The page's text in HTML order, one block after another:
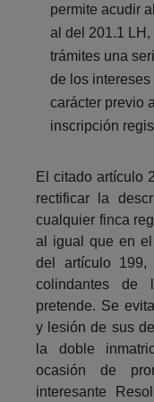
permite acudir
al del 201.1
trámites una
de los intereses
carácter previo
inscripción
El citado artículo
rectificar la
cualquier finca
al igual que en el
del artículo
colindantes de
pretende. Se
y lesión de sus
la doble
ocasión de
interesante